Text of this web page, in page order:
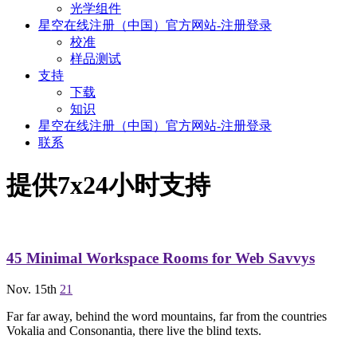
光学组件
星空在线注册（中国）官方网站-注册登录
校准
样品测试
支持
下载
知识
星空在线注册（中国）官方网站-注册登录
联系
提供7x24小时支持
45 Minimal Workspace Rooms for Web Savvys
Nov. 15th 21
Far far away, behind the word mountains, far from the countries
Vokalia and Consonantia, there live the blind texts.